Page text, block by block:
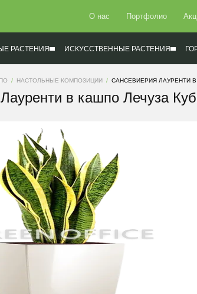
О нас Портфолио
РАСТЕНИЯ ИСКУССТВЕННЫЕ РАСТЕНИЯ
НАСТОЛЬНЫЕ КОМПОЗИЦИИ САНСЕВИЕРИЯ ЛАУРЕНТИ
в кашпо Лечуза